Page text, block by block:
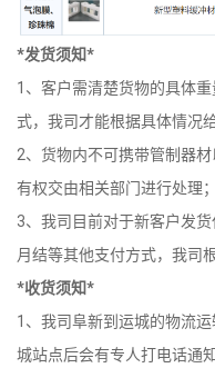
*发货须知*
1、客户需清楚货物的具体
式，我司才能根据具体情况
2、货物内不可携带管制器
有权交由相关部门进行处理；
3、我司目前对于新客户发
月结等其他支付方式，我司
*收货须知*
1、我司阜新到运城的物流
城站点后会有专人打电话通